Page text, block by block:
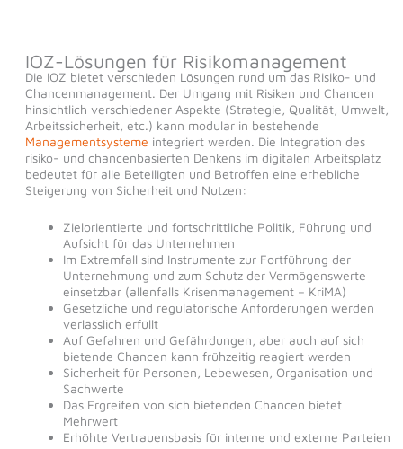
IOZ-Lösungen für Risikomanagement
Die IOZ bietet verschieden Lösungen rund um das Risiko- und
Chancenmanagement. Der Umgang mit Risiken und Chancen
hinsichtlich verschiedener Aspekte (Strategie, Qualität, Umwelt,
Arbeitssicherheit, etc.) kann modular in bestehende
Managementsysteme integriert werden. Die Integration des
risiko- und chancenbasierten Denkens im digitalen Arbeitsplatz
bedeutet für alle Beteiligten und Betroffen eine erhebliche
Steigerung von Sicherheit und Nutzen:
Zielorientierte und fortschrittliche Politik, Führung und
Aufsicht für das Unternehmen
Im Extremfall sind Instrumente zur Fortführung der
Unternehmung und zum Schutz der Vermögenswerte
einsetzbar (allenfalls Krisenmanagement – KriMA)
Gesetzliche und regulatorische Anforderungen werden
verlässlich erfüllt
Auf Gefahren und Gefährdungen, aber auch auf sich
bietende Chancen kann frühzeitig reagiert werden
Sicherheit für Personen, Lebewesen, Organisation und
Sachwerte
Das Ergreifen von sich bietenden Chancen bietet
Mehrwert
Erhöhte Vertrauensbasis für interne und externe Parteien